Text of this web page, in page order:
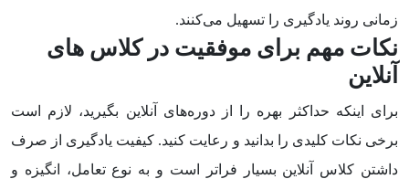
زمانی روند یادگیری را تسهیل می‌کنند.
نکات مهم برای موفقیت در کلاس های
آنلاین
برای اینکه حداکثر بهره را از دوره‌های آنلاین بگیرید، لازم است
برخی نکات کلیدی را بدانید و رعایت کنید. کیفیت یادگیری از صرف
داشتن کلاس آنلاین بسیار فراتر است و به نوع تعامل، انگیزه و